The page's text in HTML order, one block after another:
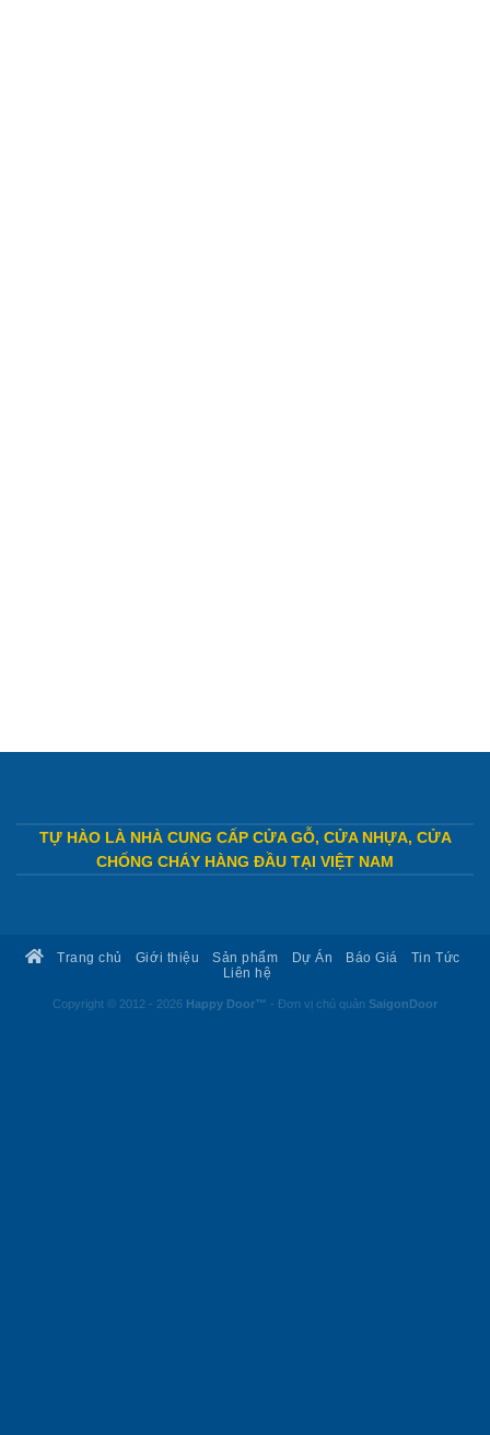
TỰ HÀO LÀ NHÀ CUNG CẤP CỬA GỖ, CỬA NHỰA, CỬA
CHỐNG CHÁY HÀNG ĐẦU TẠI VIỆT NAM
Trang chủ Giới thiệu Sản phẩm Dự Án Báo Giá
Tin Tức
Liên hệ
Copyright © 2012 - 2026 Happy Door™ - Đơn vị chủ quản SaigonDoor